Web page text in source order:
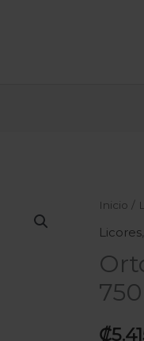
Inicio /
Licores,
₡
750ml